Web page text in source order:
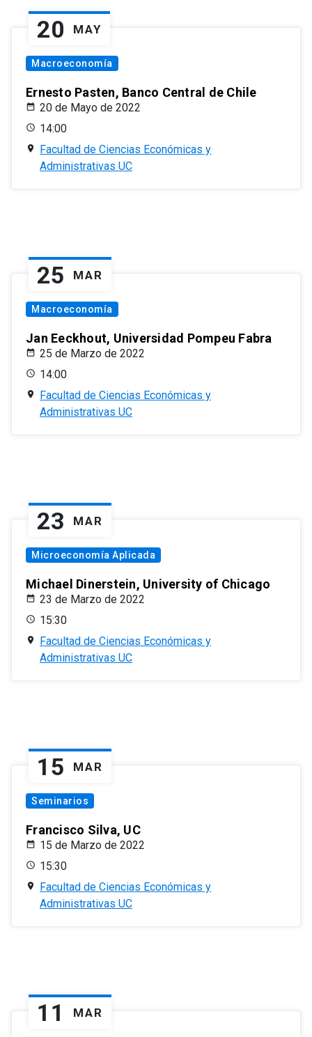
20 MAY
Macroeconomía
Ernesto Pasten, Banco Central de Chile
20 de Mayo de 2022
14:00
Facultad de Ciencias Económicas y
Administrativas UC
25 MAR
Macroeconomía
Jan Eeckhout, Universidad Pompeu Fabra
25 de Marzo de 2022
14:00
Facultad de Ciencias Económicas y
Administrativas UC
23 MAR
Microeconomía Aplicada
Michael Dinerstein, University of Chicago
23 de Marzo de 2022
15:30
Facultad de Ciencias Económicas y
Administrativas UC
15 MAR
Seminarios
Francisco Silva, UC
15 de Marzo de 2022
15:30
Facultad de Ciencias Económicas y
Administrativas UC
11 MAR